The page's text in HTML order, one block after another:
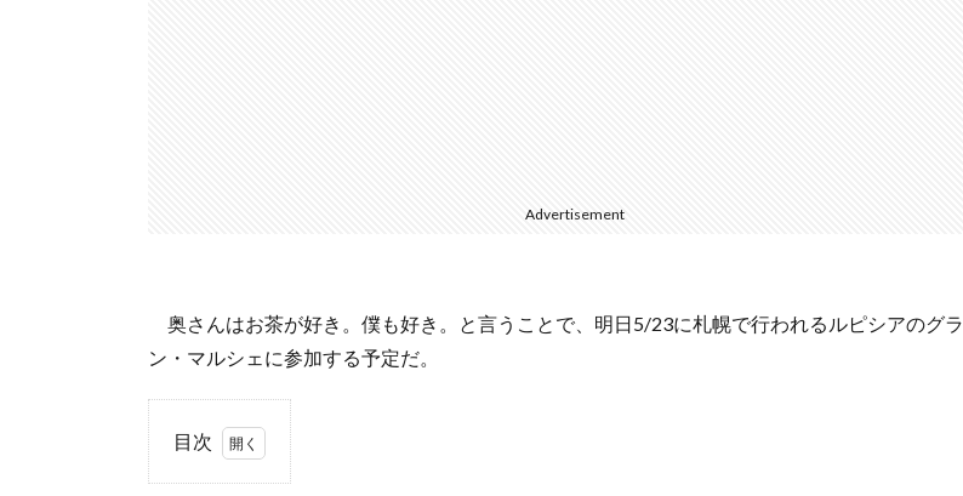
Advertisement
奥さんはお茶が好き。僕も好き。と言うことで、明日5/23に札幌で行われるルピシアのグラ
ン・マルシェに参加する予定だ。
目次
1.